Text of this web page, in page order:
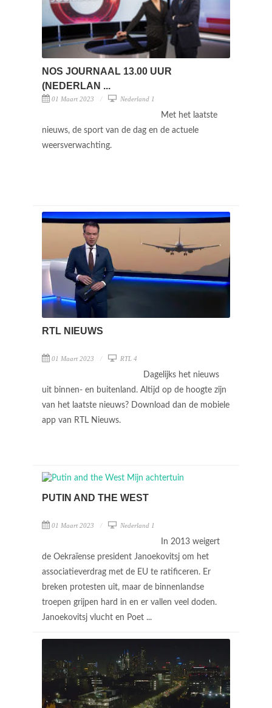
NOS JOURNAAL 13.00 UUR
(NEDERLAN ...
01 Maart 2023 Nederland 1
Met het laatste
nieuws, de sport van de dag en de actuele
weersverwachting.
RTL NIEUWS
01 Maart 2023 RTL 4
Dagelijks het nieuws
uit binnen- en buitenland. Altijd op de hoogte zijn
van het laatste nieuws? Download dan de mobiele
app van RTL Nieuws.
PUTIN AND THE WEST
01 Maart 2023 Nederland 1
In 2013 weigert
de Oekraïense president Janoekovitsj om het
associatieverdrag met de EU te ratificeren. Er
breken protesten uit, maar de binnenlandse
troepen grijpen hard in en er vallen veel doden.
Janoekovitsj vlucht en Poet ...